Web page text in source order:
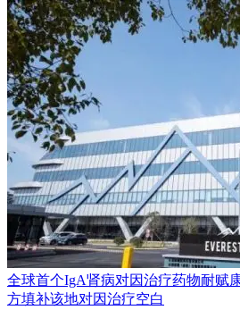
全球首个IgA肾病对因治疗药物耐赋
方填补该地对因治疗空白